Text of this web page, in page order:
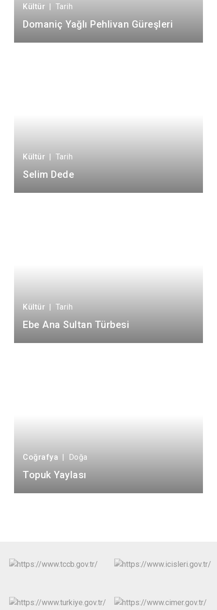
Kültür | Tarih
Domaniç Yağlı Pehlivan Güreşleri
Kültür | Tarih
Selim Dede
Kültür | Tarih
Ebe Ana Sultan Türbesi
Coğrafya | Doğa
Topuk Yaylası